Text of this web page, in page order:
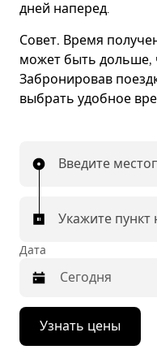
дней наперед.
Совет. Время
может быть дольше,
Забронировав
выбрать удобное
Введите
Укажите пункт
Дата
Нажмите
стрелку
вниз,
Узнать цены